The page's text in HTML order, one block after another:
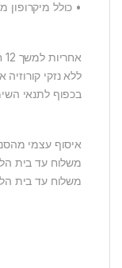
• כולל מיקרופון
אחריות למשך 12 חודשים עבור מוצרי אלקטרוניקה
ללא נזקי קורוזיה
בכפוף לתנאי
איסוף עצמי
משלוח עד בית
משלוח עד בית הלקוח